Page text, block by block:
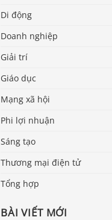
Di động
Doanh nghiệp
Giải trí
Giáo dục
Mạng xã hội
Phi lợi nhuận
Sáng tạo
Thương mại điện tử
Tổng hợp
BÀI VIẾT MỚI